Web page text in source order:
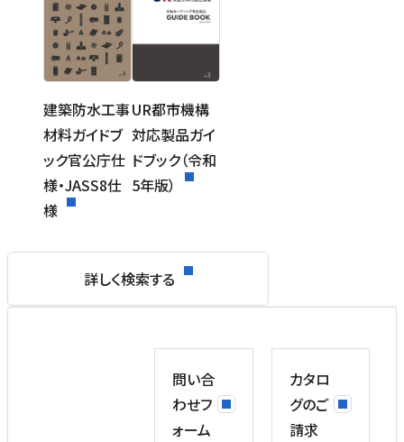
建築防水工事
材料ガイドブ
ック官公庁仕
様・JASS8仕
様
UR都市機構
対応製品ガイ
ドブック（令和
5年版）
詳しく検索する
問い合
わせフ
ォーム
カタロ
グのご
請求